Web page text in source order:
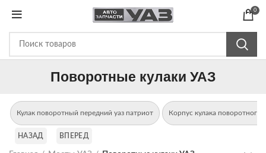
0
Поворотные кулаки УАЗ
Кулак поворотный передний уаз патриот Корпус кулака поворотного
НАЗАД ВПЕРЕД